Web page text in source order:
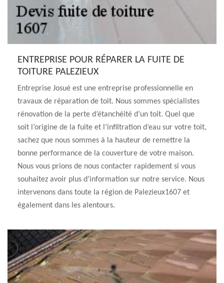
ENTREPRISE POUR RÉPARER LA FUITE DE
TOITURE PALEZIEUX
Entreprise Josué est une entreprise professionnelle en
travaux de réparation de toit. Nous sommes spécialistes
rénovation de la perte d’étanchéité d’un toit. Quel que
soit l’origine de la fuite et l’infiltration d’eau sur votre toit,
sachez que nous sommes à la hauteur de remettre la
bonne performance de la couverture de votre maison.
Nous vous prions de nous contacter rapidement si vous
souhaitez avoir plus d’information sur notre service. Nous
intervenons dans toute la région de Palezieux1607 et
également dans les alentours.